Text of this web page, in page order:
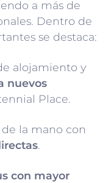
a más de
Dentro de
se destaca:
alojamiento y
nuevos
Place.
la mano con
.
con mayor